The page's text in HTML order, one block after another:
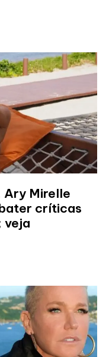
Ary Mirelle
críticas
veja